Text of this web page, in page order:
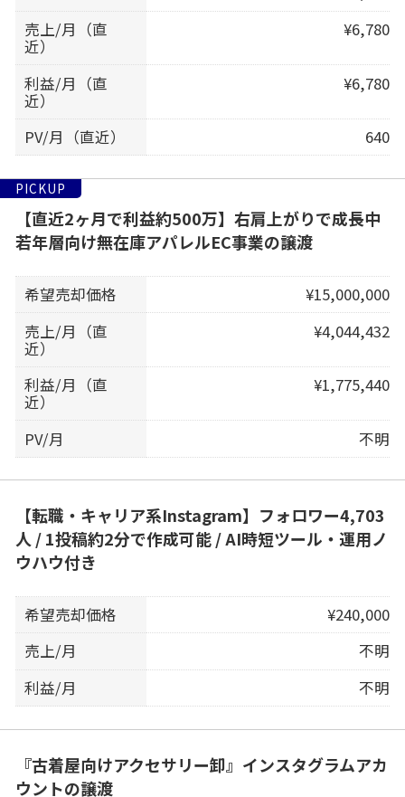
売上/月（直
近）
¥6,780
利益/月（直
近）
¥6,780
PV/月（直近） 640
PICKUP
【直近2ヶ月で利益約500万】右肩上がりで成長中
若年層向け無在庫アパレルEC事業の譲渡
希望売却価格
¥15,000,000
売上/月（直
近）
¥4,044,432
利益/月（直
近）
¥1,775,440
PV/月 不明
【転職・キャリア系Instagram】フォロワー4,703
人 / 1投稿約2分で作成可能 / AI時短ツール・運用ノ
ウハウ付き
希望売却価格
¥240,000
売上/月
不明
利益/月
不明
『古着屋向けアクセサリー卸』インスタグラムアカ
ウントの譲渡